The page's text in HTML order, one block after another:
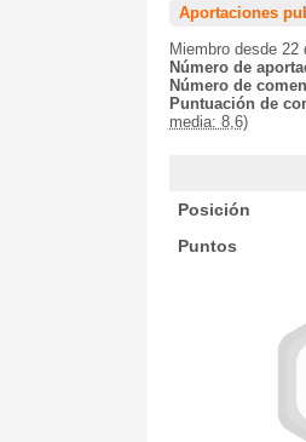
Aportaciones
Miembro desde 22
Número de
Número de
Puntuación de
media: 8,6)
Posición
Puntos